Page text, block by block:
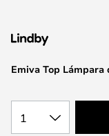
galería
imágenes
Emiva Top
1